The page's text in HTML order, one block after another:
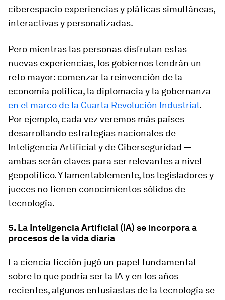
ciberespacio experiencias y pláticas simultáneas,
interactivas y personalizadas.
Pero mientras las personas disfrutan estas
nuevas experiencias, los gobiernos tendrán un
reto mayor: comenzar la reinvención de la
economía política, la diplomacia y la gobernanza
en el marco de la Cuarta Revolución Industrial.
Por ejemplo, cada vez veremos más países
desarrollando estrategias nacionales de
Inteligencia Artificial y de Ciberseguridad —
ambas serán claves para ser relevantes a nivel
geopolítico. Y lamentablemente, los legisladores y
jueces no tienen conocimientos sólidos de
tecnología.
5. La Inteligencia Artificial (IA) se incorpora a
procesos de la vida diaria
La ciencia ficción jugó un papel fundamental
sobre lo que podría ser la IA y en los años
recientes, algunos entusiastas de la tecnología se